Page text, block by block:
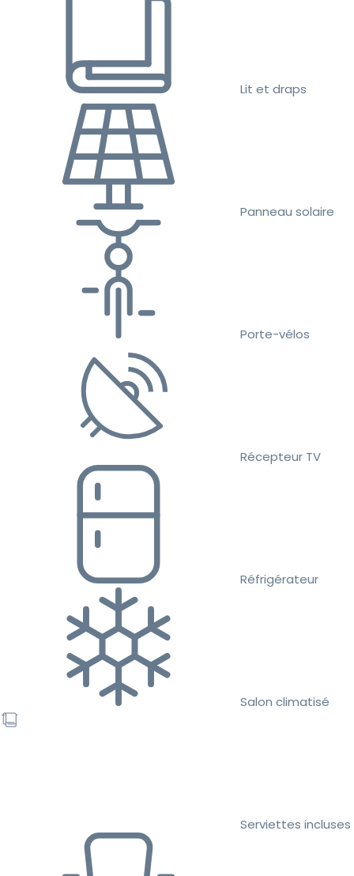
Lit et draps
Panneau solaire
Porte-vélos
Récepteur TV
Réfrigérateur
Salon climatisé
Serviettes incluses